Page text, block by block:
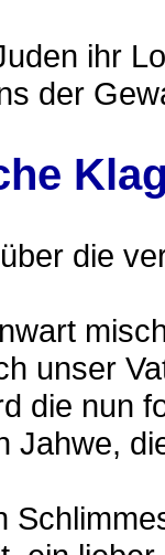
ihr
der
die
unser
die nun
Jahwe,